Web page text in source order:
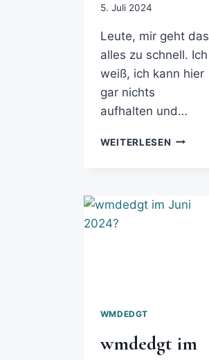
5. Juli 2024
Leute, mir geht das
alles zu schnell. Ich
weiß, ich kann hier
gar nichts
aufhalten und…
WEITERLESEN
WMDEDGT
wmdedgt im